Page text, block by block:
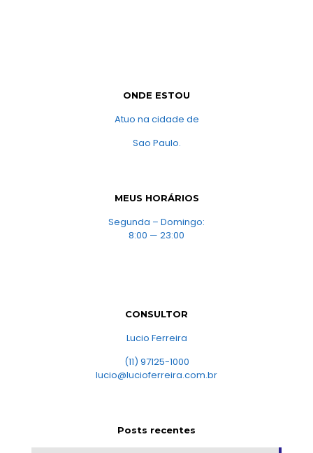
ONDE ESTOU
Atuo na cidade de
Sao Paulo.
MEUS HORÁRIOS
Segunda – Domingo:
8:00 — 23:00
CONSULTOR
Lucio Ferreira
(11) 97125-1000
lucio@lucioferreira.com.br
Posts recentes